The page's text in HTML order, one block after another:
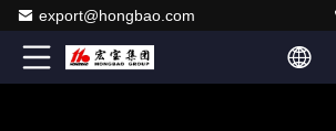
export@hongbao.com